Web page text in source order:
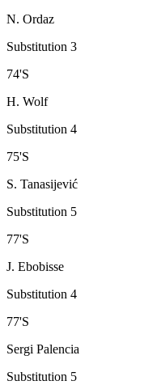
N. Ordaz
Substitution 3
74'S
H. Wolf
Substitution 4
75'S
S. Tanasijević
Substitution 5
77'S
J. Ebobisse
Substitution 4
77'S
Sergi Palencia
Substitution 5